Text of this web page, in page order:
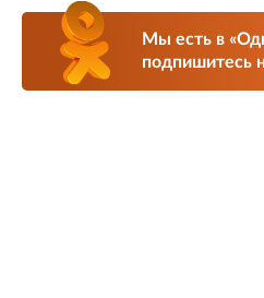
Мы есть в
подпишитесь